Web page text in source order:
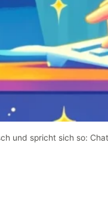
und spricht sich so: